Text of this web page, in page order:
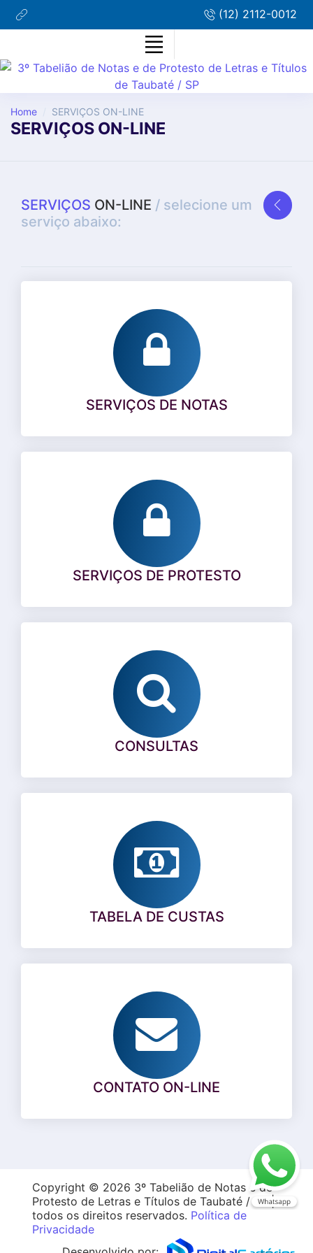
(12) 2112-0012
Home SERVIÇOS ON-LINE
SERVIÇOS ON-LINE
SERVIÇOS ON-LINE / selecione um
serviço abaixo:
SERVIÇOS DE NOTAS
SERVIÇOS DE PROTESTO
CONSULTAS
TABELA DE CUSTAS
CONTATO ON-LINE
Copyright © 2026 3º Tabelião de Notas e de
Protesto de Letras e Títulos de Taubaté / SP |
todos os direitos reservados. Política de
Privacidade